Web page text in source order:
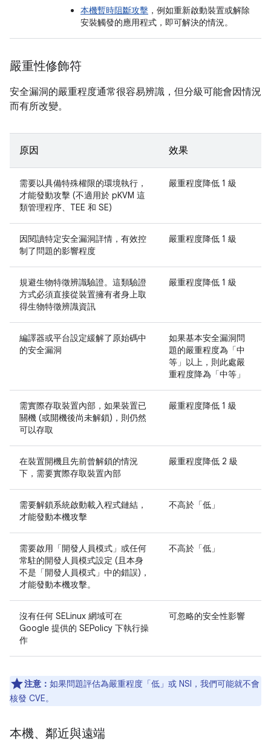
本機暫時阻斷攻擊 ，例如重新啟動裝置或解除
安裝觸發的應用程式，即可解決的情況。
嚴重性修飾符
安全漏洞的嚴重程度通常很容易辨識，但分級可能會因情況
而有所改變。
原因 效果
需要以具備特殊權限的環境執行，
才能發動攻擊 (不適用於 pKVM 這
類管理程序、TEE 和 SE)
嚴重程度降低 1 級
因閱讀特定安全漏洞詳情，有效控
制了問題的影響程度
嚴重程度降低 1 級
規避生物特徵辨識驗證。這類驗證
方式必須直接從裝置擁有者身上取
得生物特徵辨識資訊
嚴重程度降低 1 級
編譯器或平台設定緩解了原始碼中
的安全漏洞
如果基本安全漏洞問
題的嚴重程度為「中
等」以上，則此處嚴
重程度降為「中等」
需實際存取裝置內部，如果裝置已
關機 (或開機後尚未解鎖)，則仍然
可以存取
嚴重程度降低 1 級
在裝置開機且先前曾解鎖的情況
下，需要實際存取裝置內部
嚴重程度降低 2 級
需要解鎖系統啟動載入程式鏈結，
才能發動本機攻擊
不高於「低」
需要啟用「開發人員模式」或任何
常駐的開發人員模式設定 (且本身
不是「開發人員模式」中的錯誤)，
才能發動本機攻擊。
不高於「低」
沒有任何 SELinux 網域可在
Google 提供的 SEPolicy 下執行操
作
可忽略的安全性影響
注意： 如果問題評估為嚴重程度「低」或 NSI，我們可能就不會
核發 CVE。
本機、鄰近與遠端